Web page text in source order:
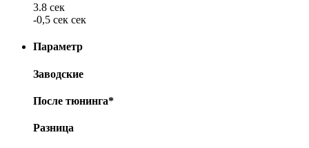
3.8 сек
-0,5 сек сек
Параметр
Заводские
После тюнинга*
Разница